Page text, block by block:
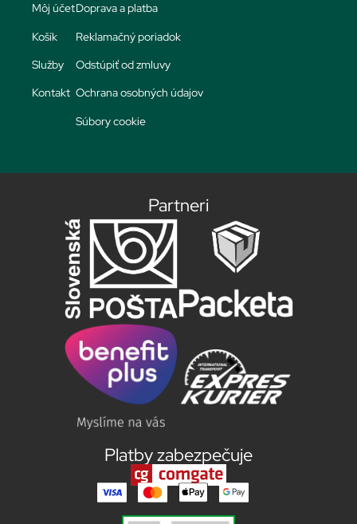
Môj účet
Košík
Služby
Kontakt
Doprava a platba
Reklamačný poriadok
Odstúpiť od zmluvy
Ochrana osobných údajov
Súbory cookie
Partneri
Platby zabezpečuje